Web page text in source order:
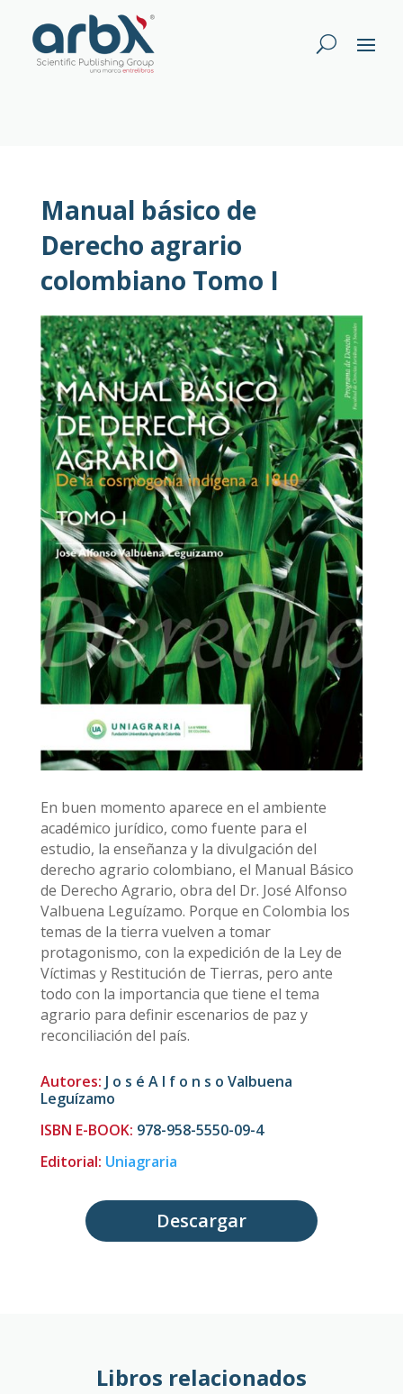
Manual básico de
Derecho agrario
colombiano Tomo I
En buen momento aparece en el ambiente
académico jurídico, como fuente para el
estudio, la enseñanza y la divulgación del
derecho agrario colombiano, el Manual Básico
de Derecho Agrario, obra del Dr. José Alfonso
Valbuena Leguízamo. Porque en Colombia los
temas de la tierra vuelven a tomar
protagonismo, con la expedición de la Ley de
Víctimas y Restitución de Tierras, pero ante
todo con la importancia que tiene el tema
agrario para definir escenarios de paz y
reconciliación del país.
Autores: J o s é A l f o n s o Valbuena
Leguízamo
ISBN E-BOOK: 978-958-5550-09-4
Editorial: Uniagraria
Descargar
Libros relacionados